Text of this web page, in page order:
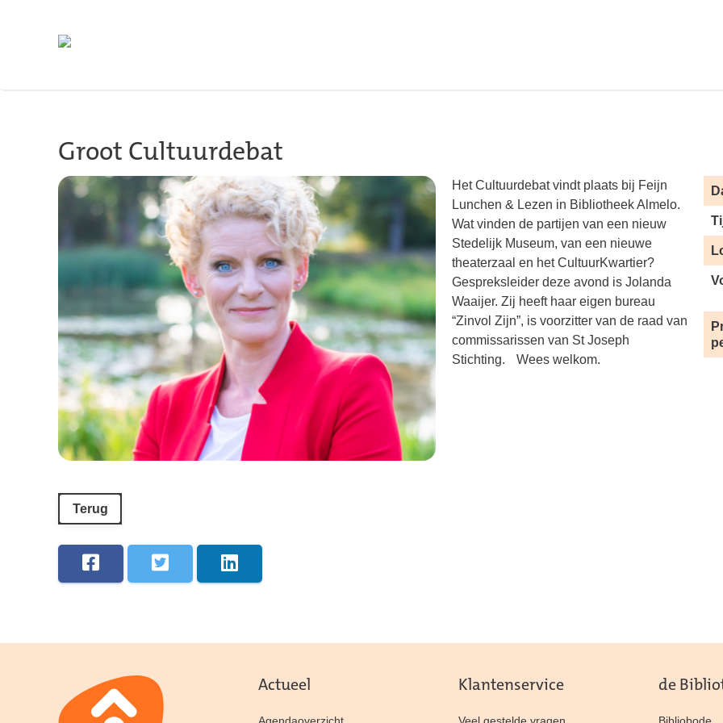
Terug naar hoofdinhoud
Groot Cultuurdebat
Het Cultuurdebat vindt plaats bij Feijn
Lunchen & Lezen in Bibliotheek Almelo.
Wat vinden de partijen van een nieuw
Stedelijk Museum, van een nieuwe
theaterzaal en het CultuurKwartier?
Gespreksleider deze avond is Jolanda
Waaijer. Zij heeft haar eigen bureau
“Zinvol Zijn”, is voorzitter van de raad van
commissarissen van St Joseph
Stichting. Wees welkom.
Terug
Actueel Klantenservice de